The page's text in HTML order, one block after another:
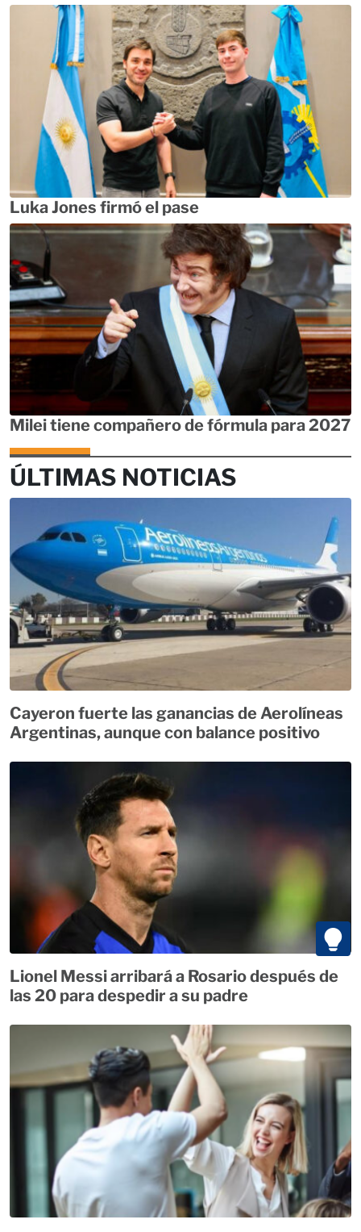
Luka Jones firmó el pase
Milei tiene compañero de fórmula para 2027
ÚLTIMAS NOTICIAS
Cayeron fuerte las ganancias de Aerolíneas
Argentinas, aunque con balance positivo
Lionel Messi arribará a Rosario después de
las 20 para despedir a su padre